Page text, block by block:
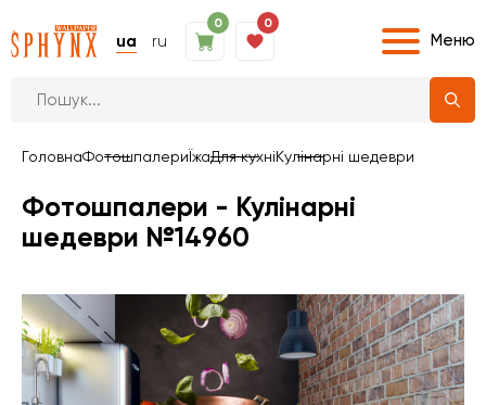
ua ru
0 0
Меню
ГоловнаФотошпалериЇжаДля кухніКулінарні шедеври
Фотошпалери - Кулінарні
шедеври №14960